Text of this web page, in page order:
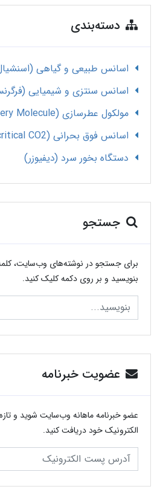
دسته‌بندی
اسانس طبیعی و گیاهی
اسانس سنتزی و شیمیایی
مولکول عطرسازی (Perfumery Molecule)
اسانس فوق بحرانی (Supercritical CO2)
دستگاه بخور سرد (دیفیوزر)
جستجو
برای جستجو در نوشته‌های وب‌سایت،
بنویسید و بر روی دکمه کلیک کنید.
عضویت خبرنامه
عضو خبرنامه ماهانه وب‌سایت شوید و
الکترونیک خود دریافت کنید.